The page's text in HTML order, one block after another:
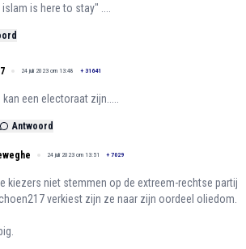
is here to stay" ....
24 juli 2023 om 13:48 + 31641
kan een electoraat zijn.....
Antwoord
24 juli 2023 om 13:51 + 7029
kiezers niet stemmen op de extreem-rechtse partij
verkiest zijn ze naar zijn oordeel oliedom.